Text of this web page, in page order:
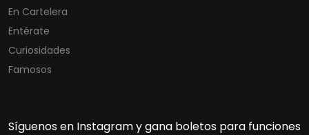
En Cartelera
Entérate
Curiosidades
Famosos
Síguenos en Instagram y gana boletos para funciones